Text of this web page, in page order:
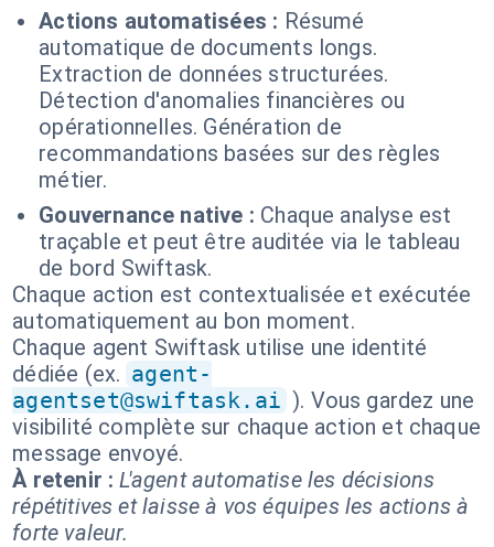
Actions automatisées : Résumé
automatique de documents longs.
Extraction de données structurées.
Détection d'anomalies financières ou
opérationnelles. Génération de
recommandations basées sur des règles
métier.
Gouvernance native : Chaque analyse est
traçable et peut être auditée via le tableau
de bord Swiftask.
Chaque action est contextualisée et exécutée
automatiquement au bon moment.
Chaque agent Swiftask utilise une identité
dédiée (ex. agent-
agentset@swiftask.ai ). Vous gardez une
visibilité complète sur chaque action et chaque
message envoyé.
À retenir : L'agent automatise les décisions
répétitives et laisse à vos équipes les actions à
forte valeur.